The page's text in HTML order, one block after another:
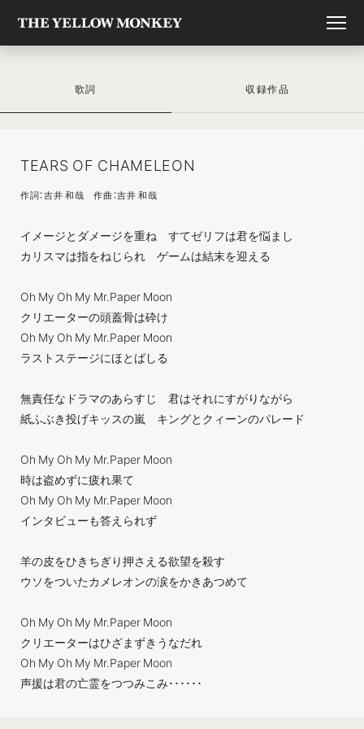
歌詞 収録作品
TEARS OF CHAMELEON
作詞：吉井 和哉 作曲：吉井 和哉
イメージとダメージを重ね すてゼリフは君を悩まし
カリスマは指をねじられ ゲームは結末を迎える
Oh My Oh My Mr.Paper Moon
クリエーターの頭蓋骨は砕け
Oh My Oh My Mr.Paper Moon
ラストステージにほとばしる
無責任なドラマのあらすじ 君はそれにすがりながら
紙ふぶき投げキッスの嵐 キングとクィーンのパレード
Oh My Oh My Mr.Paper Moon
時は盗めずに疲れ果て
Oh My Oh My Mr.Paper Moon
インタビューも答えられず
羊の皮をひきちぎり押さえる欲望を殺す
ウソをついたカメレオンの涙をかきあつめて
Oh My Oh My Mr.Paper Moon
クリエーターはひざまずきうなだれ
Oh My Oh My Mr.Paper Moon
声援は君の亡霊をつつみこみ･･････